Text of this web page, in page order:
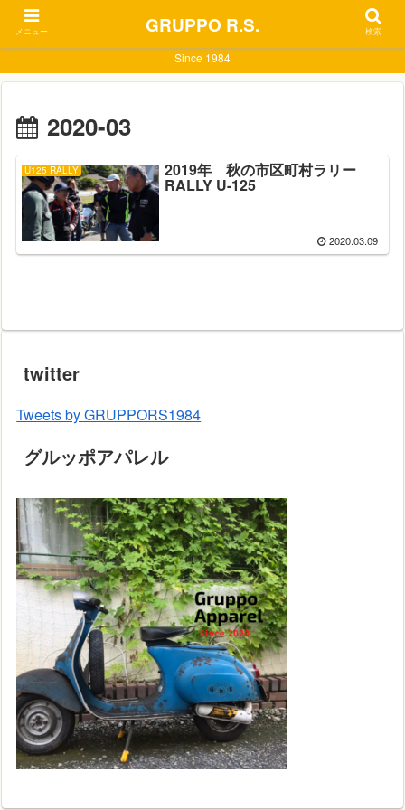
Since 1984
2020-03
U125 RALLY 2019年 秋の市区町村ラリー
RALLY U-125
2020.03.09
twitter
Tweets by GRUPPORS1984
グルッポアパレル
メニュー GRUPPO R.S. 検索